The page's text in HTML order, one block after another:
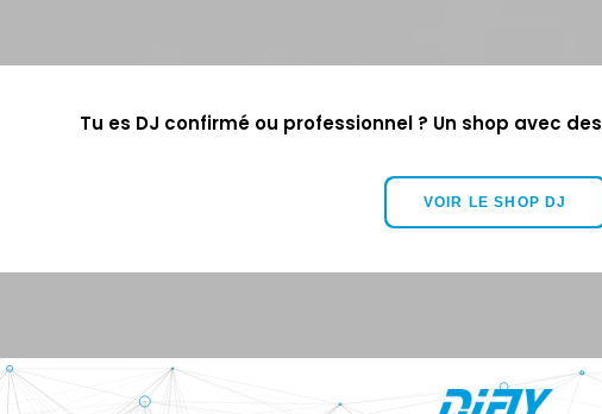
Tu es DJ confirmé ou professionnel ? Un shop avec
VOIR LE SHOP DJ